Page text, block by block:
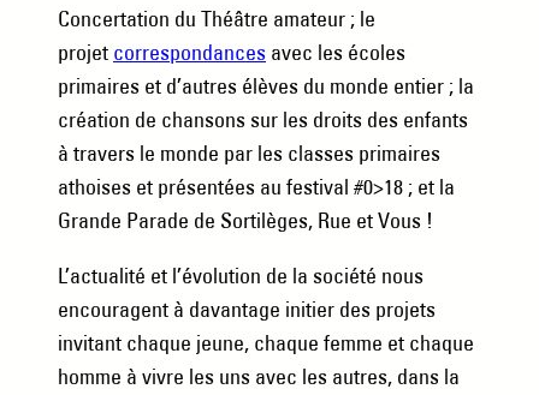
Concertation du Théâtre amateur ; le
projet correspondances avec les écoles
primaires et d’autres élèves du monde entier ; la
création de chansons sur les droits des enfants
à travers le monde par les classes primaires
athoises et présentées au festival #0>18 ; et la
Grande Parade de Sortilèges, Rue et Vous !
L’actualité et l’évolution de la société nous
encouragent à davantage initier des projets
invitant chaque jeune, chaque femme et chaque
homme à vivre les uns avec les autres, dans la